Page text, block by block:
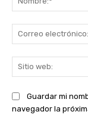
Guardar mi
navegador la